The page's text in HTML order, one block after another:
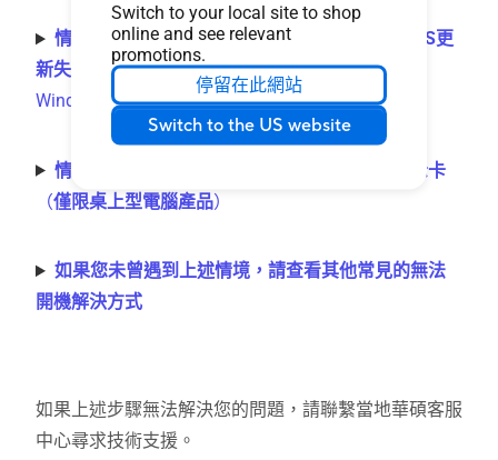
Switch to your local site to shop
online and see relevant
promotions.
停留在此網站
Switch to the US website
情境二：遇到問題前曾經更新BIOS，且由於
BIOS更
新失敗（如強制關機）而導致開機時無法進入
Windows作業系統。
情境三：
曾經加裝或更換獨立顯示卡
（僅限桌上型電腦產品）
如果您未曾遇到上述情境，請查看其他常見的無法
開機解決方式
如果上述步驟無法解決您的問題，請聯繫當地華碩客服
中心尋求技術支援。